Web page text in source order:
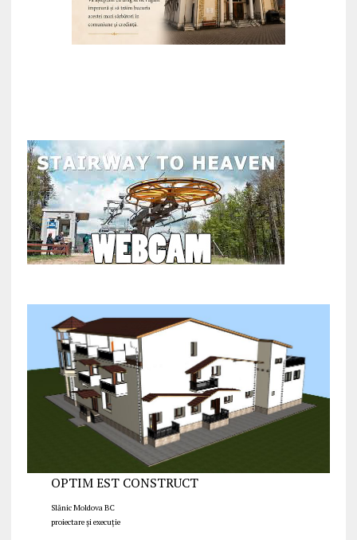
OPTIM EST CONSTRUCT
Slănic Moldova BC
proiectare și execuție